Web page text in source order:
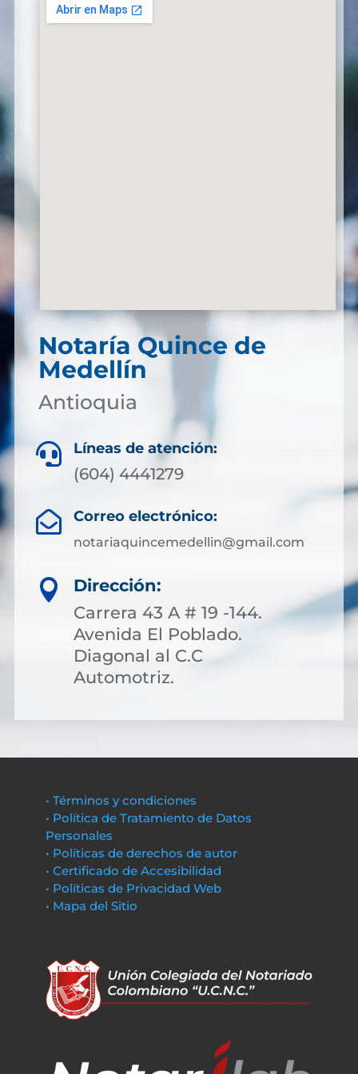
Notaría Quince de
Medellín
Antioquia
 Líneas de atención:
(604) 4441279
 Correo electrónico:
notariaquincemedellin@gmail.com

Dirección:
Carrera 43 A # 19 -144.
Avenida El Poblado.
Diagonal al C.C
Automotriz.
• Términos y condiciones
• Política de Tratamiento de Datos
Personales
• Políticas de derechos de autor
• Certificado de Accesibilidad
• Políticas de Privacidad Web
• Mapa del Sitio